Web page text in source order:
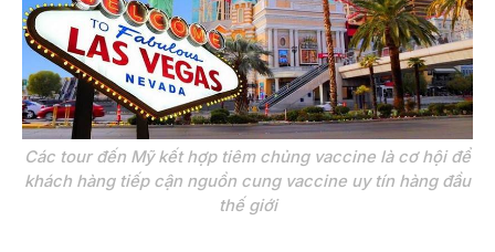
Các tour đến Mỹ kết hợp tiêm chủng vaccine là cơ hội để
khách hàng tiếp cận nguồn cung vaccine uy tín hàng đầu
thế giới